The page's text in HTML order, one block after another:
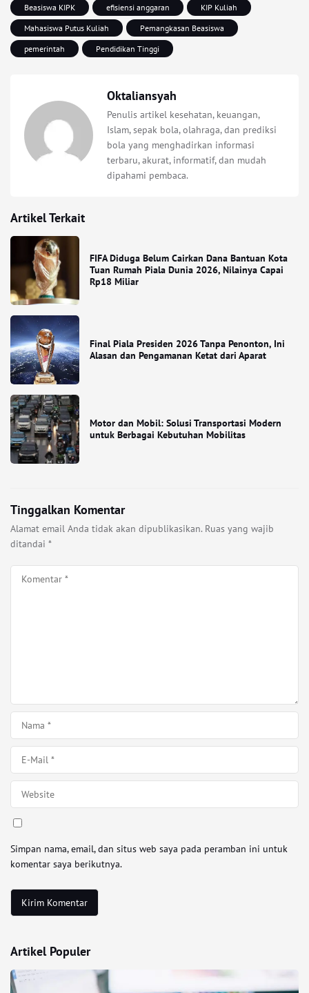
Beasiswa KIPK efisiensi anggaran
KIP Kuliah
Mahasiswa Putus Kuliah
Pemangkasan Beasiswa
pemerintah
Pendidikan Tinggi
Oktaliansyah
Penulis artikel kesehatan, keuangan,
Islam, sepak bola, olahraga, dan prediksi
bola yang menghadirkan informasi
terbaru, akurat, informatif, dan mudah
dipahami pembaca.
Artikel Terkait
FIFA Diduga Belum Cairkan Dana Bantuan Kota
Tuan Rumah Piala Dunia 2026, Nilainya Capai
Rp18 Miliar
Final Piala Presiden 2026 Tanpa Penonton, Ini
Alasan dan Pengamanan Ketat dari Aparat
Motor dan Mobil: Solusi Transportasi Modern
untuk Berbagai Kebutuhan Mobilitas
Tinggalkan Komentar
Alamat email Anda tidak akan dipublikasikan. Ruas yang wajib
ditandai *
Simpan nama, email, dan situs web saya pada peramban ini untuk
komentar saya berikutnya.
Artikel Populer